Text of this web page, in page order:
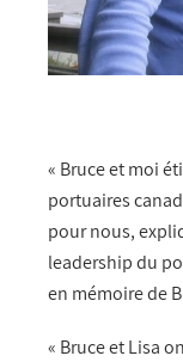
« Bruce et moi
portuaires
pour nous,
leadership du
en mémoire de
« Bruce et Lisa